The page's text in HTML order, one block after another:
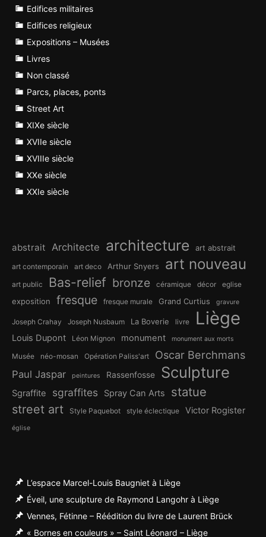
Edifices militaires
Edifices religieux
Expositions – Musées
Livres
Non classé
Parcs, places, ponts
Street Art
XIXe siècle
XVIIe siècle
XVIIIe siècle
XXe siècle
XXIe siècle
abstrait Architecte architecture art abstrait
art contemporain art deco Arthur Snyers art nouveau
art public Bas-relief bronze céramique décor eglise
exposition fresque fresque murale Grand Curtius gravure
Joseph Crahay Joseph Nusbaum La Boverie livre Liège
Louis Dupont Léon Mignon monument monument aux morts
Musée néo-mosan Opération Paliss'art Oscar Berchmans
Paul Jaspar peintures Rassenfosse Sculpture
Sgraffite sgraffites Spray Can Arts statue
street art Style Paquebot style éclectique Victor Rogister
église
L’espace Marcel-Louis Baugniet à Liège
Éveil, une sculpture de Raymond Langohr à Liège
Vennes, Fétinne – Réédition du livre de Laurent Brück
« Bornes en couleurs » – Saint Léonard – Liège